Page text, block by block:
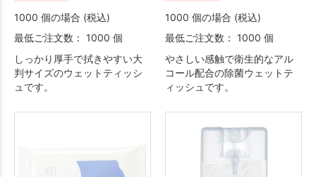
1000 個の場合 (税込)
最低ご注文数： 1000 個
しっかり厚手で拭きやすい大
判サイズのウェットティッシ
ュです。
1000 個の場合 (税込)
最低ご注文数： 1000 個
やさしい感触で衛生的なアル
コール配合の除菌ウェットテ
ィッシュです。